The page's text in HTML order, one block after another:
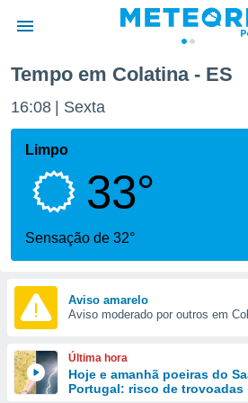
da
foi
fornecidas
a este
das
e
forma
digital
Tempo em Colatina - ES
16:08 Sexta
Limpo
33°
Sensação de 32°
Aviso amarelo
Aviso moderado por outros em
Última hora
Hoje e amanhã poeiras do
Portugal: risco de trovoadas